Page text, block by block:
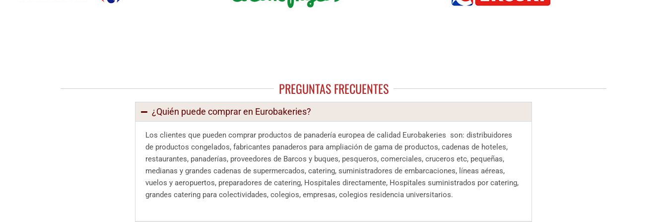
PREGUNTAS FRECUENTES
¿Quién puede comprar en Eurobakeries?
Los clientes que pueden comprar productos de panadería europea de calidad Eurobakeries son: distribuidores
de productos congelados, fabricantes panaderos para ampliación de gama de productos, cadenas de hoteles,
restaurantes, panaderías, proveedores de Barcos y buques, pesqueros, comerciales, cruceros etc, pequeñas,
medianas y grandes cadenas de supermercados, catering, suministradores de embarcaciones, líneas aéreas,
vuelos y aeropuertos, preparadores de catering, Hospitales directamente, Hospitales suministrados por catering,
grandes catering para colectividades, colegios, empresas, colegios residencia universitarios.